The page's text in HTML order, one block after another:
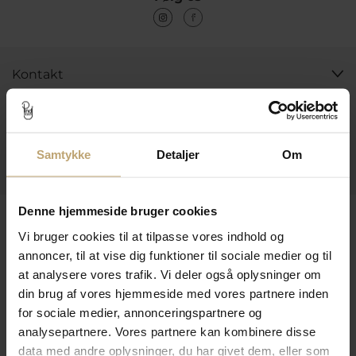
Samtykke Detaljer Om
Denne hjemmeside bruger cookies
Vi bruger cookies til at tilpasse vores indhold og
annoncer, til at vise dig funktioner til sociale medier og til
at analysere vores trafik. Vi deler også oplysninger om
din brug af vores hjemmeside med vores partnere inden
for sociale medier, annonceringspartnere og
analysepartnere. Vores partnere kan kombinere disse
data med andre oplysninger, du har givet dem, eller som
Kontakt
Åbningstider I Butikken
Leveringsmuligheder
Betalingsmuligheder
Sikker Og Tryg E-Handel